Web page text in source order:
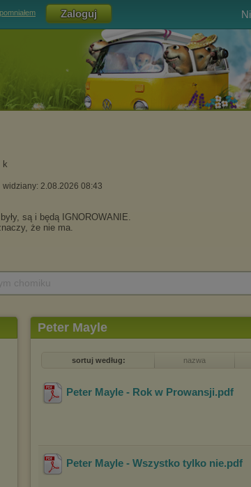
k
widziany: 2.08.2026 08:43
Peter Mayle
sortuj według: nazwa
Peter Mayle - Rok w Prowansji.pdf
Peter Mayle - Wszystko tylko nie.pdf